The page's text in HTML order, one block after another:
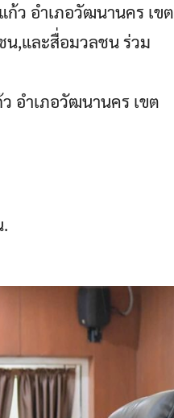
ว อำเภอวัฒนานคร เขต
น,และสื่อมวลชน ร่วม
อำเภอวัฒนานคร เขต